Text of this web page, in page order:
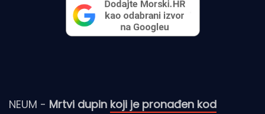
NEUM - Mrtvi dupin koji je pronađen kod